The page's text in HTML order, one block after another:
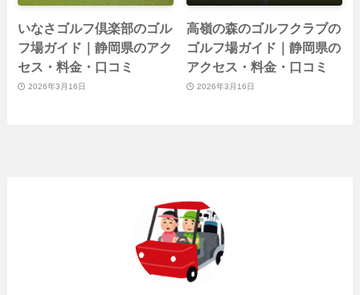
いなさゴルフ倶楽部のゴル
フ場ガイド｜静岡県のアク
セス・料金・口コミ
2026年3月16日
高嶺の森のゴルフクラブの
ゴルフ場ガイド｜静岡県の
アクセス・料金・口コミ
2026年3月16日